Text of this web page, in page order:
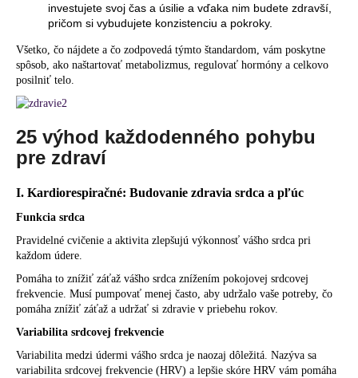
investujete svoj čas a úsilie a vďaka nim budete zdravší,
pričom si vybudujete konzistenciu a pokroky.
Všetko, čo nájdete a čo zodpovedá týmto štandardom, vám poskytne
spôsob, ako naštartovať metabolizmus, regulovať hormóny a celkovo
posilniť telo.
25 výhod každodenného pohybu
pre zdraví
I. Kardiorespiračné: Budovanie zdravia srdca a pľúc
Funkcia srdca
Pravidelné cvičenie a aktivita zlepšujú výkonnosť vášho srdca pri
každom údere.
Pomáha to znížiť záťaž vášho srdca znížením pokojovej srdcovej
frekvencie. Musí pumpovať menej často, aby udržalo vaše potreby, čo
pomáha znížiť záťaž a udržať si zdravie v priebehu rokov.
Variabilita srdcovej frekvencie
Variabilita medzi údermi vášho srdca je naozaj dôležitá. Nazýva sa
variabilita srdcovej frekvencie (HRV) a lepšie skóre HRV vám pomáha